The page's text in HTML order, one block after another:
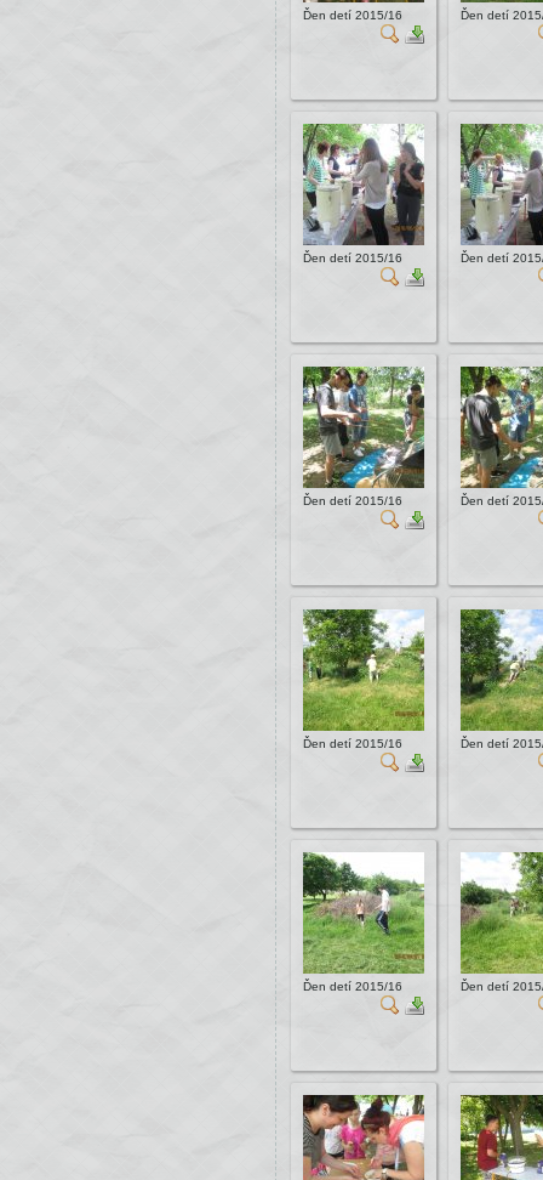
Ďen detí 2015/16 Ďen detí
Ďen detí 2015/16 Ďen detí
Ďen detí 2015/16 Ďen detí
Ďen detí 2015/16 Ďen detí
Ďen detí 2015/16 Ďen detí